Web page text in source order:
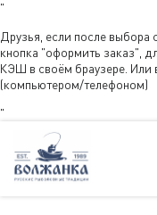
"
Друзья, если после выбора
кнопка "оформить заказ",
КЭШ в своём браузере. Или
(компьютером/телефоном)
"